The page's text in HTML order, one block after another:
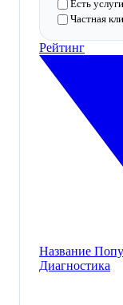
Есть услуги
Частная
Рейтинг
Название
Диагностика